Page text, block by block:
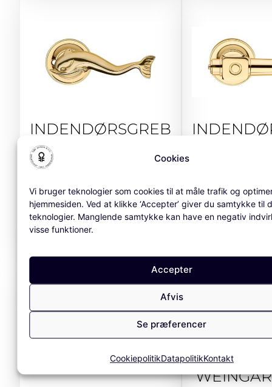
Cookies
Vi bruger teknologier som cookies til at måle trafik og
hjemmesiden. Ved at klikke ‘Accepter’ giver du samtykke til
teknologier. Manglende samtykke kan have en negativ
visse funktioner.
Accepter
Afvis
Se præferencer
CookiepolitikDatapolitikKontakt
INDENDØRSGREB
VÆLG MULIGHEDER VÆLG